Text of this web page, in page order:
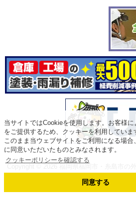
当サイトではCookieを使用します。お客様
をご提供するため、クッキーを利用していま
このまま当ウェブサイトをご利用になる場合
に同意いただいたものとみなされます。
クッキーポリシーを確認する
同意する
Copyright © 2026 福岡県福岡市・糸島市の
ーペイント(株式会社アスムコーポレー